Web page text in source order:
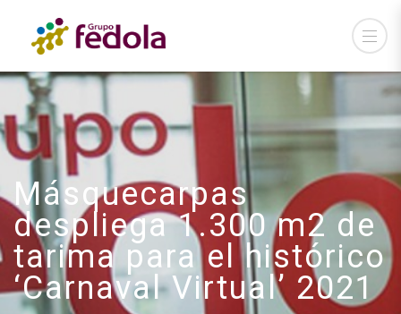
Másquecarpas
despliega 1.300 m2 de
tarima para el histórico
‘Carnaval Virtual’ 2021